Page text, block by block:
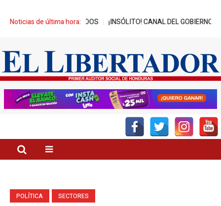
Noticias de última hora:¡INSÓLITO! CANAL DEL GOBIERNO PROMUEVE ZEDE
POLÍTICA SECTORES